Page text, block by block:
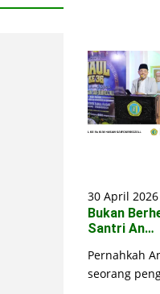
30 April 2026
Bukan
Santri An…
Pernahkah
seorang